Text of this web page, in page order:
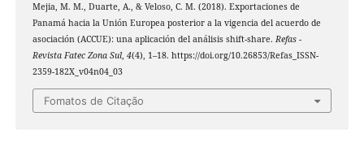
Mejia, M. M., Duarte, A., & Veloso, C. M. (2018). Exportaciones de
Panamá hacia la Unión Europea posterior a la vigencia del acuerdo de
asociación (ACCUE): una aplicación del análisis shift-share. Refas -
Revista Fatec Zona Sul, 4(4), 1–18. https://doi.org/10.26853/Refas_ISSN-
2359-182X_v04n04_03
Fomatos de Citação